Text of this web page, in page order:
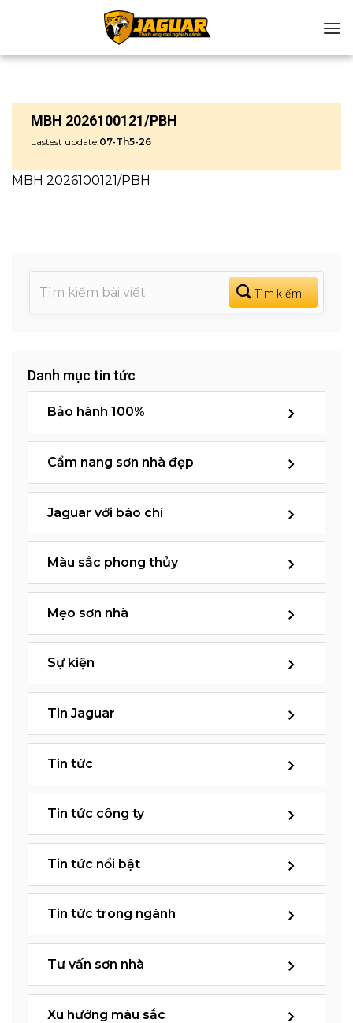
MBH 2026100121/PBH
Lastest update:07-Th5-26
MBH 2026100121/PBH
Danh mục tin tức
Bảo hành 100%
Cẩm nang sơn nhà đẹp
Jaguar với báo chí
Màu sắc phong thủy
Mẹo sơn nhà
Sự kiện
Tin Jaguar
Tin tức
Tin tức công ty
Tin tức nổi bật
Tin tức trong ngành
Tư vấn sơn nhà
Xu hướng màu sắc